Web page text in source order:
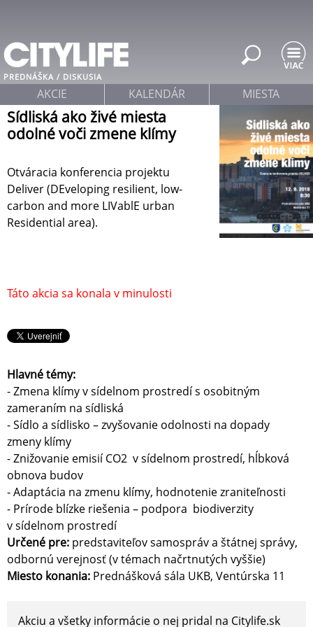
PREDNÁŠKA / DISKUSIA
Sídliská ako živé miesta
odolné voči zmene klímy
Otváracia konferencia projektu
Deliver (DEveloping resilient, low-
carbon and more LIVablE urban
Residential area).
Táto akcia sa konala v minulosti
Hlavné témy:
- Zmena klímy v sídelnom prostredí s osobitným
zameraním na sídliská
- Sídlo a sídlisko – zvyšovanie odolnosti na dopady
zmeny klímy
- Znižovanie emisií CO2 v sídelnom prostredí, hĺbková
obnova budov
- Adaptácia na zmenu klímy, hodnotenie zraniteľnosti
- Prírode blízke riešenia – podpora biodiverzity
v sídelnom prostredí
Určené pre: predstaviteľov samospráv a štátnej správy,
odbornú verejnosť (v témach načrtnutých vyššie)
Miesto konania: Prednášková sála UKB, Ventúrska 11
Akciu a všetky informácie o nej pridal na Citylife.sk
AKCIE KALENDÁR MIESTA